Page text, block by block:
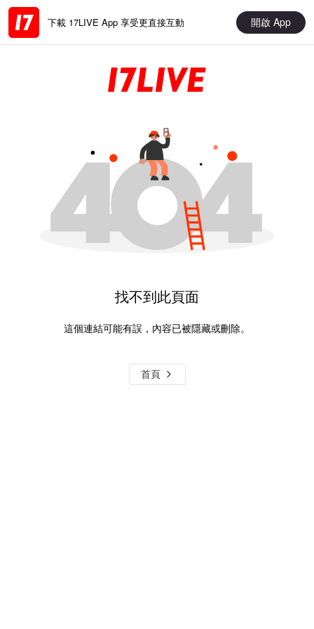
下載 17LIVE App 享受更直接互動 開啟 App
找不到此頁面
這個連結可能有誤，內容已被隱藏或刪除。
首頁